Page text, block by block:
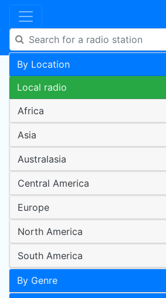
By Location
Local radio
Africa
Asia
Australasia
Central America
Europe
North America
South America
By Genre